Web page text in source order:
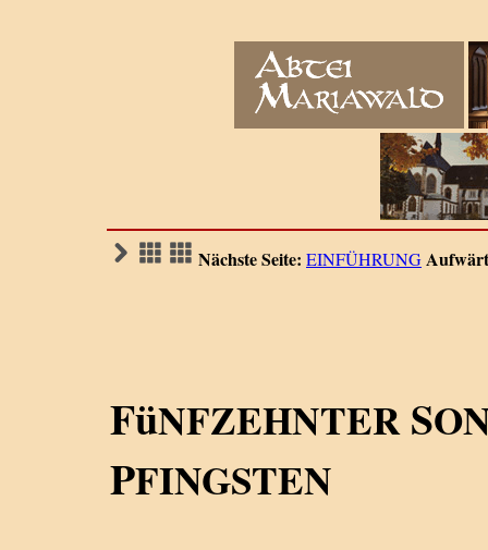
Nächste Seite: EINFÜHRUNG
FüNFZEHNTERS
PFINGSTEN